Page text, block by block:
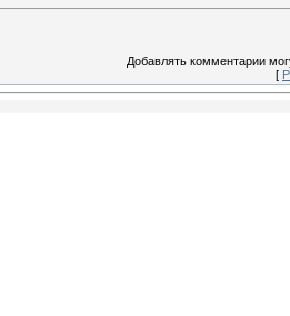
Добавлять комментарии
[